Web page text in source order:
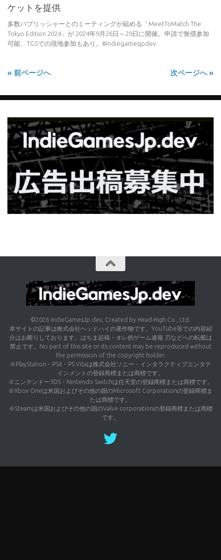
ケットを提供
多数パブリッシャーとのミーティングが組める「MeetToMatch The
Tokyo Edition 2024」が 2024年9月26日～29日に開催。申請で無償参加
可能、TGSでの現地参加もあり。#indiegamesjpdev
« 前ページへ 次ページへ »
©2026 IndieGamesJp.dev, Created by Head-High Co., Ltd.
本サイトの記事は株式会社ヘッドハイの著作物です。YouTube等での内容紹
介はお断りしております。はちま起稿・オレ的ゲーム速報 刃などへの転載は
禁止です。No part of this site or its content may be reproduced without
the permission of the copyright holder.
※PlayStation・PS4・PS Vitaは株式会社ソニー・インタラクティブエンタテ
インメントの登録商標または商標です。
※ニンテンドー3DS・Nintendo Switchは任天堂の登録商標または商標です。
※Xbox Oneは米国およびその他の国のMicrosoft Corporationの登録商標ま
たは商標です。
※Steamは米国およびその他の国のValve corporationの登録商標または商標
です。